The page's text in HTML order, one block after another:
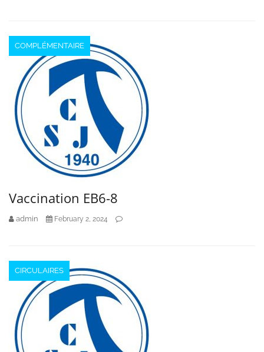
COMPLÉMENTAIRE
Vaccination EB6-8
admin February 2, 2024
CIRCULAIRES